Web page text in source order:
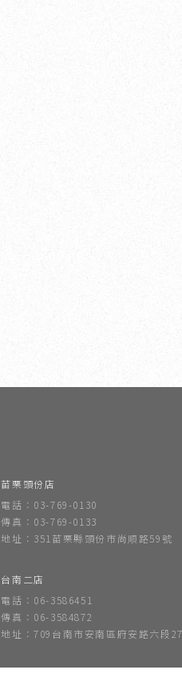
苗栗頭份店
電話：03-769-0130
傳真：03-769-0133
地址：351苗栗縣頭份市尚順路59號
台南二店
電話：06-3586451
傳真：06-3584872
地址：709台南市安南區府安路六段